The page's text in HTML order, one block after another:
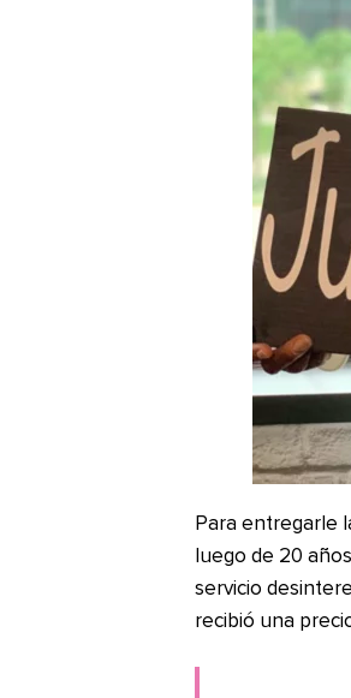
Para entregarle
luego de 20
servicio
recibió una